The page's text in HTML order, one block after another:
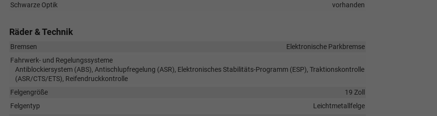
Schwarze Optik
vorhanden
Räder & Technik
Bremsen
Elektronische Parkbremse
Fahrwerk- und Regelungssysteme
Antiblockiersystem (ABS), Antischlupfregelung (ASR), Elektronisches Stabilitäts-Programm (ESP), Traktionskontrolle
(ASR/CTS/ETS), Reifendruckkontrolle
Felgengröße
19 Zoll
Felgentyp
Leichtmetallfelge